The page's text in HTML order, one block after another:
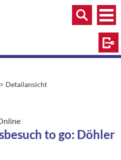
Menü
Suche
aktuelle Seite:
Detailansicht
to go: Döhler